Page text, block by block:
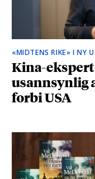
«MIDTENS RIKE» I NY
Kina-
usannsynlig
forbi USA